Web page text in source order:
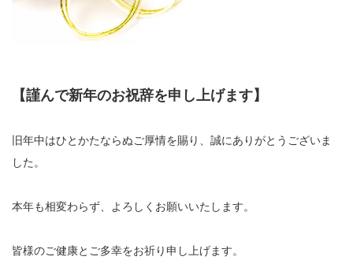
【謹んで新年のお祝辞を申し上げます】
旧年中はひとかたならぬご厚情を賜り、誠にありがとうございま
した。
本年も相変わらず、よろしくお願いいたします。
皆様のご健康とご多幸をお祈り申し上げます。